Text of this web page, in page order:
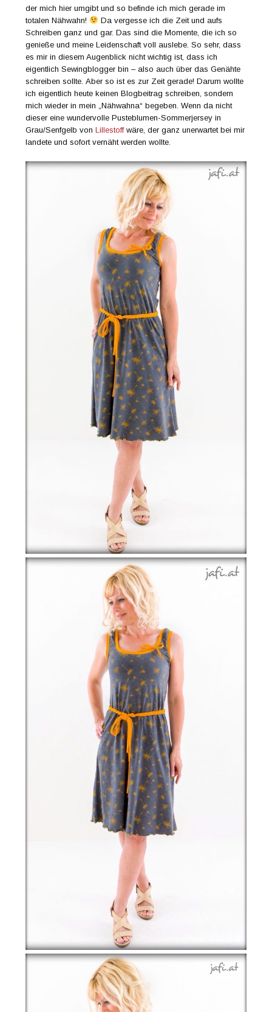
der mich hier umgibt und so befinde ich mich gerade im
totalen Nähwahn!
Da vergesse ich die Zeit und aufs
Schreiben ganz und gar. Das sind die Momente, die ich so
genieße und meine Leidenschaft voll auslebe. So sehr, dass
es mir in diesem Augenblick nicht wichtig ist, dass ich
eigentlich Sewingblogger bin – also auch über das Genähte
schreiben sollte. Aber so ist es zur Zeit gerade! Darum wollte
ich eigentlich heute keinen Blogbeitrag schreiben, sondern
mich wieder in mein „Nähwahna“ begeben. Wenn da nicht
dieser eine wundervolle Pusteblumen-Sommerjersey in
Grau/Senfgelb vonLillestoffwäre, der ganz unerwartet bei mir
landete und sofort vernäht werden wollte.